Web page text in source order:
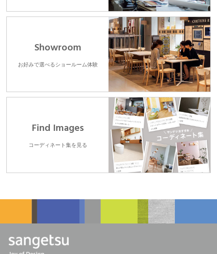
Showroom
お好みで選べるショールーム体験
Find Images
コーディネート集を見る